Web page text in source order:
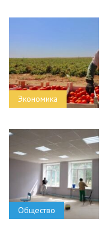
Экономика
Общество